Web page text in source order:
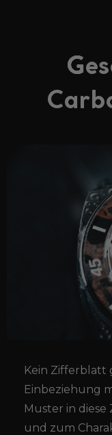
Kein Zifferblatt
Einbeziehung
Muster in
und zum